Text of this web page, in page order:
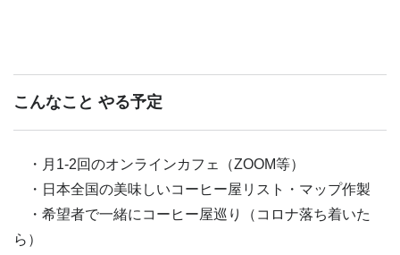
こんなこと やる予定
・月1-2回のオンラインカフェ（ZOOM等）
・日本全国の美味しいコーヒー屋リスト・マップ作製
・希望者で一緒にコーヒー屋巡り（コロナ落ち着いた
ら）